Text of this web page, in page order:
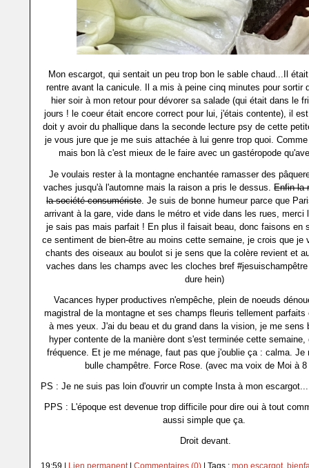
Mon escargot, qui sentait un peu trop bon le sable chaud...Il
rentre avant la canicule. Il a mis à peine cinq minutes pour sortir
hier soir à mon retour pour dévorer sa salade (qui était dans le
jours ! le coeur était encore correct pour lui, j'étais contente), il
doit y avoir du phallique dans la seconde lecture psy de cette
je vous jure que je me suis attachée à lui genre trop quoi.
mais bon là c'est mieux de le faire avec un gastéropode
Je voulais rester à la montagne enchantée ramasser des
vaches jusqu'à l'automne mais la raison a pris le dessus.Enfin la
la société consumériste. Je suis de bonne humeur parce que
arrivant à la gare, vide dans le métro et vide dans les rues, merci
je sais pas mais parfait ! En plus il faisait beau, donc faisons en
ce sentiment de bien-être au moins cette semaine, je crois que je
chants des oiseaux au boulot si je sens que la colère revient et
vaches dans les champs avec les cloches bref
dure hein)
Vacances hyper productives n'empêche, plein de noeuds
magistral de la montagne et ses champs fleuris tellement parfaits
à mes yeux. J'ai du beau et du grand dans la vision, je me sens
hyper contente de la manière dont s'est terminée cette semaine,
fréquence. Et je me ménage, faut pas que j'oublie ça : calma. Je
bulle champêtre. Force Rose. (avec ma voix de Moi à 8
PS : Je ne suis pas loin d'ouvrir un compte Insta à mon
PPS : L'époque est devenue trop difficile pour dire oui à tout
aussi simple que ça.
Droit devant.